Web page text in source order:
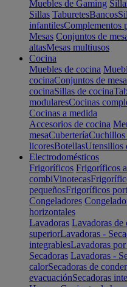
Muebles de Gaming
Sillas TaburetesBancos
infantilesComplementos
Mesas Conjuntos de
altasMesas multiusos
Cocina
Muebles de cocina
cocinaConjuntos de
cocinaSillas de cocina
modularesCocinas
Cocinas a medida
Accesorios de cocina
mesaCuberteríaCuchillos
licoresBotellasUtensilios
Electrodomésticos
Frigoríficos Frigoríficos
combiVinotecas
pequeñosFrigoríficos
Congeladores
horizontales
Lavadoras Lavadoras de
superiorLavadoras -
integrablesLavadoras
Secadoras Lavadoras -
calorSecadoras de
evacuaciónSecadoras